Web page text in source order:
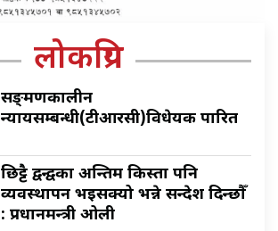
लोकप्रिय
सङ्क्रमणकालीन
न्यायसम्बन्धी(टीआरसी)विधेयक पारित
छिट्टै द्वन्द्वका अन्तिम किस्ता पनि
व्यवस्थापन भइसक्यो भन्ने सन्देश दिन्छौँ
: प्रधानमन्त्री ओली